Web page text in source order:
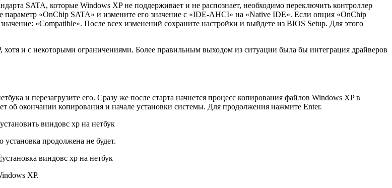
SATA, которые Windows XP не поддерживает и не распознает, необходимо переключить контроллер
«OnChip SATA» и измените его значение с «IDE-AHCI» на «Native IDE». Если опция «OnChip
«Compatible». После всех изменений сохраните настройки и выйдете из BIOS Setup. Для этого
хотя и с некоторыми ограничениями. Более правильным выходом из ситуации была бы интеграция драйверов
и перезагрузите его. Сразу же после старта начнется процесс копирования файлов Windows XP в
об окончании копирования и начале установки системы. Для продолжения нажмите Enter.
установка продолжена не будет.
XP.